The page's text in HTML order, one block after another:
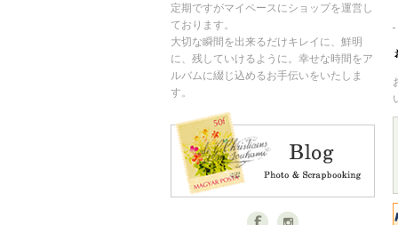
定期ですがマイペースにショップを運営し
ております。
大切な瞬間を出来るだけキレイに、鮮明
に、残していけるように。幸せな時間をア
ルバムに綴じ込めるお手伝いをいたしま
す。